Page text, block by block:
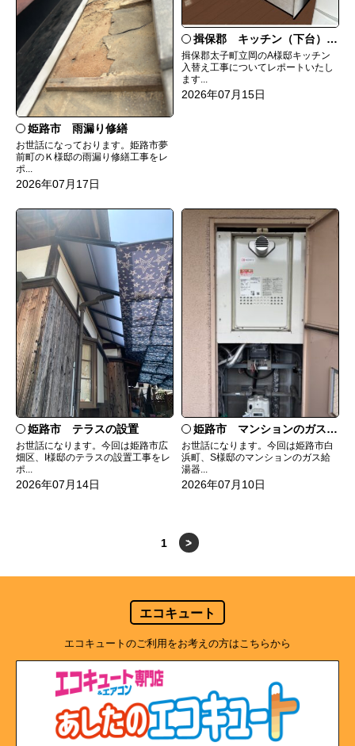
姫路市 雨漏り修繕
お世話になっております。姫路市夢
前町のＫ様邸の雨漏り修繕工事をレ
ポ...
2026年07月17日
揖保郡 キッチン（下台）交換
揖保郡太子町立岡のA様邸キッチン
入替え工事についてレポートいたし
ます...
2026年07月15日
姫路市 テラスの設置
お世話になります。今回は姫路市広
畑区、I様邸のテラスの設置工事をレ
ポ...
2026年07月14日
姫路市 マンションのガス給湯器の交換
お世話になります。今回は姫路市白
浜町、S様邸のマンションのガス給
湯器...
2026年07月10日
1 >
エコキュート
エコキュートのご利用をお考えの方はこちらから